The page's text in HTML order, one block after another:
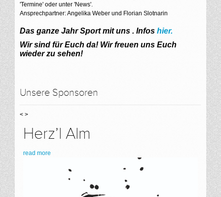
'Termine' oder unter 'News'.
Ansprechpartner: Angelika Weber und Florian Slotnarin
Das ganze Jahr Sport mit uns . Infoshier.
Wir sind für Euch da! Wir freuen uns Euch
wieder zu sehen!
Unsere Sponsoren
< >
Herz’l Alm
read more